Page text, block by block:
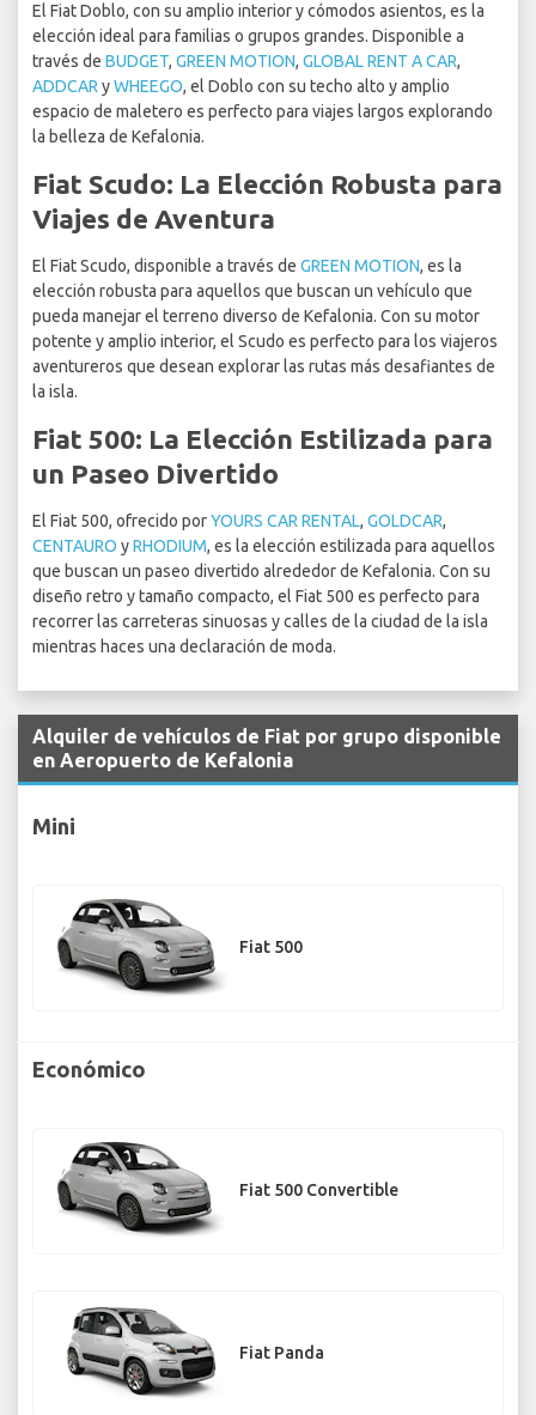
El Fiat Doblo, con su amplio interior y cómodos asientos, es la
elección ideal para familias o grupos grandes. Disponible a
través de BUDGET, GREEN MOTION, GLOBAL RENT A CAR,
ADDCAR yWHEEGO, el Doblo con su techo alto y amplio
espacio de maletero es perfecto para viajes largos explorando
la belleza de Kefalonia.
Fiat Scudo: La Elección Robusta para
Viajes de Aventura
El Fiat Scudo, disponible a través de GREEN MOTION, es la
elección robusta para aquellos que buscan un vehículo que
pueda manejar el terreno diverso de Kefalonia. Con su motor
potente y amplio interior, el Scudo es perfecto para los viajeros
aventureros que desean explorar las rutas más desafiantes de
la isla.
Fiat 500: La Elección Estilizada para
un Paseo Divertido
El Fiat 500, ofrecido porYOURS CAR RENTAL, GOLDCAR,
CENTAURO yRHODIUM, es la elección estilizada para aquellos
que buscan un paseo divertido alrededor de Kefalonia. Con su
diseño retro y tamaño compacto, el Fiat 500 es perfecto para
recorrer las carreteras sinuosas y calles de la ciudad de la isla
mientras haces una declaración de moda.
Alquiler de vehículos de Fiat por grupo disponible
en Aeropuerto de Kefalonia
Mini
Fiat 500
Económico
Fiat 500 Convertible
Fiat Panda